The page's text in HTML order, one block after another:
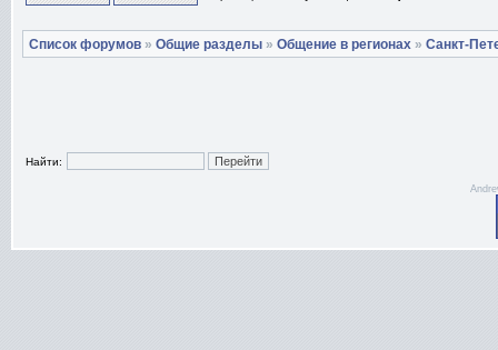
Список форумов » Общие разделы » Общение в регионах » Санкт-
Найти: